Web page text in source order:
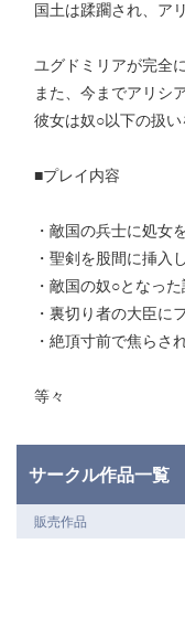
国土は蹂躙され、ア
ユグドミリアが完全
また、今までアリシ
彼女は奴○以下の扱
■プレイ内容
・敵国の兵士に処女
・聖剣を股間に挿入
・敵国の奴○となっ
・裏切り者の大臣に
・絶頂寸前で焦らさ
等々
サークル作品一覧
販売作品